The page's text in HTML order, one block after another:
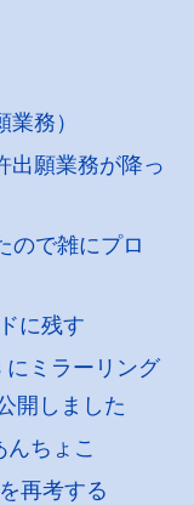
務）
出願業務が降っ
ので雑にプロ
に残す
にミラーリング
開しました
んちょこ
再考する